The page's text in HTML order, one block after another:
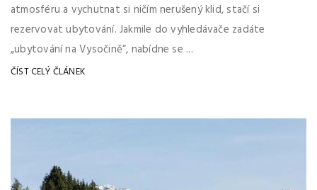
atmosféru a vychutnat si ničím nerušený klid, stačí si
rezervovat ubytování. Jakmile do vyhledávače zadáte
„ubytování na Vysočině“, nabídne se ...
ČÍST CELÝ ČLÁNEK